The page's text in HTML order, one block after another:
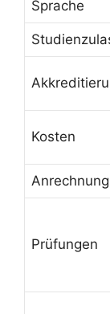
Sprache
Kosten
Prüfungen